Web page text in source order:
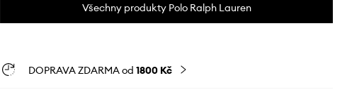
Všechny produkty Polo Ralph Lauren
DOPRAVA ZDARMA od 1800 Kč